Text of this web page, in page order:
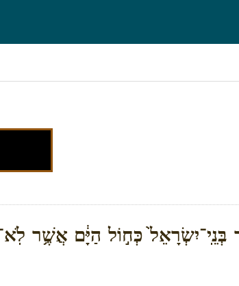
בְּנֵֽי־יִשְׂרָאֵל֙ כְּח֣וֹל הַיָּ֔ם אֲשֶׁ֥ר